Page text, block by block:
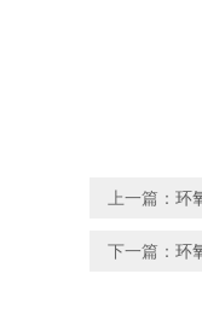
上一篇： 环
下一篇： 环